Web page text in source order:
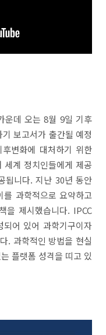
운데 오는 8월 9일 기후
보고서가 출간될 예정
변화에 대처하기 위한
계 정치인들에게 제공
됩니다. 지난 30년 동안
를 과학적으로 요약하고
을 제시했습니다. IPCC
어 있어 과학기구이자
. 과학적인 방법을 현실
플랫폼 성격을 띠고 있